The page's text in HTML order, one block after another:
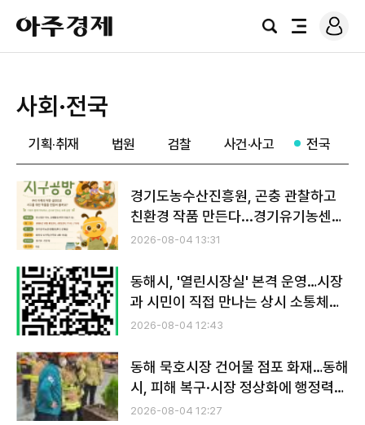
아
주
경
검
전
로
그
사회·전국
기획·취재 법원 검찰 사건·사고 전국
경기도농수산진흥원, 곤충 관찰하고
친환경 작품 만든다...경기유기농센터
방학 프로그램
2026-08-04 13:31
동해시, '열린시장실' 본격 운영…시장
과 시민이 직접 만나는 상시 소통체계
구축
2026-08-04 12:43
동해 묵호시장 건어물 점포 화재…동해
시, 피해 복구·시장 정상화에 행정력
집중
2026-08-04 12:27